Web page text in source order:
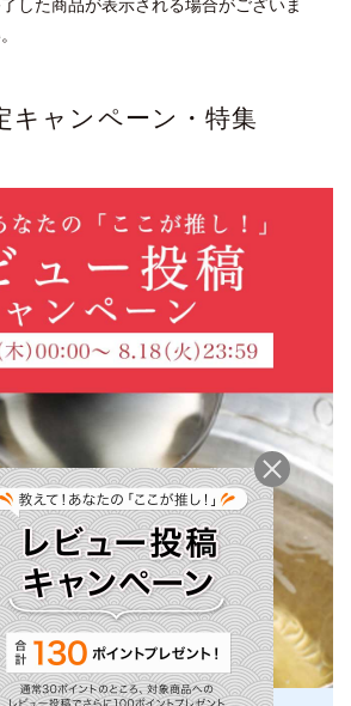
した商品が表示される場合がございま
キャンペーン・特集